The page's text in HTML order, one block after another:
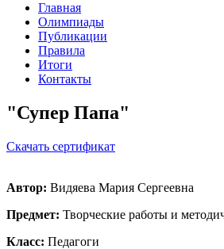
Главная
Олимпиады
Публикации
Правила
Итоги
Контакты
"Супер Папа"
Cкачать сертификат
Автор: Видяева Мария Сергеевна
Предмет: Творческие работы и
Класс: Педагоги